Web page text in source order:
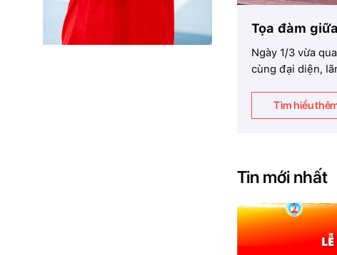
Tọa đàm
Ngày 1/3 vừa
cùng đại diện,
Tìm hiểu
Tin mới nhất